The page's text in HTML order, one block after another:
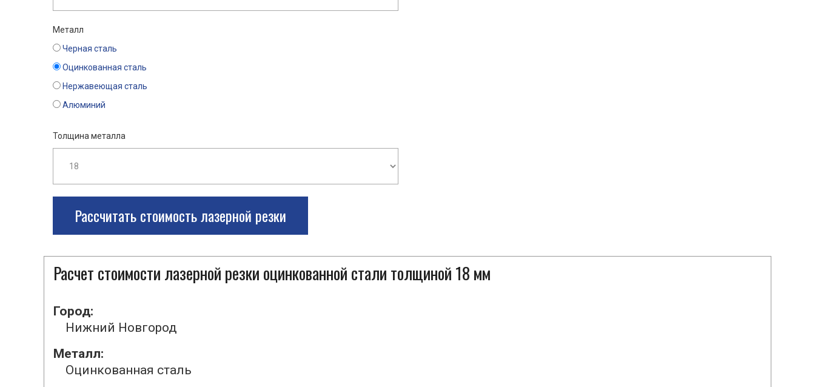
Металл
Черная сталь
Оцинкованная сталь
Нержавеющая сталь
Алюминий
Толщина металла
Рассчитать стоимость лазерной резки
Расчет стоимости лазерной резки оцинкованной стали толщиной 18 мм
Город:
Нижний Новгород
Металл:
Оцинкованная сталь